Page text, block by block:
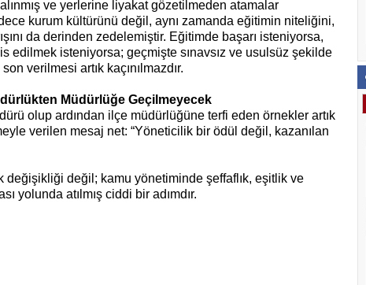
ve yerlerine liyakat gözetilmeden atamalar
kurum kültürünü değil, aynı zamanda eğitimin niteliğini,
da derinden zedelemiştir. Eğitimde başarı isteniyorsa,
edilmek isteniyorsa; geçmişte sınavsız ve usulsüz şekilde
verilmesi artık kaçınılmazdır.
Müdürlüğe Geçilmeyecek
olup ardından ilçe müdürlüğüne terfi eden örnekler artık
verilen mesaj net: “Yöneticilik bir ödül değil, kazanılan
değişikliği değil; kamu yönetiminde şeffaflık, eşitlik ve
yolunda atılmış ciddi bir adımdır.